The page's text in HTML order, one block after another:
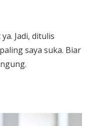
Jadi, ditulis
saya suka. Biar